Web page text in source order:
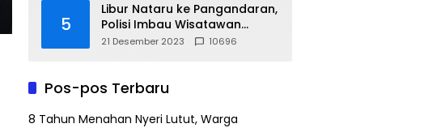
5
Libur Nataru ke Pangandaran,
Polisi Imbau Wisatawan
Gunakan Jalur Arteri
21 Desember 2023 10696
Pos-pos Terbaru
8 Tahun Menahan Nyeri Lutut, Warga